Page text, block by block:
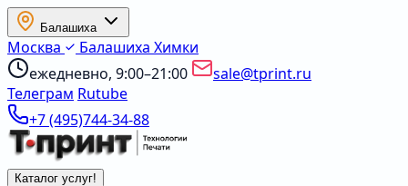
Балашиха
Москва Балашиха Химки
ежедневно, 9:00–21:00
sale@tprint.ru
Телеграм Rutube
+7 (495)744-34-88
Каталог услуг!